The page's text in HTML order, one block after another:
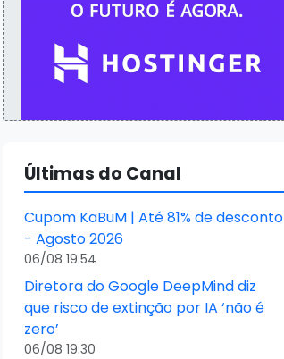
Últimas do Canal
Cupom KaBuM | Até 81% de desconto
- Agosto 2026
06/08 19:54
Diretora do Google DeepMind diz
que risco de extinção por IA ‘não é
zero’
06/08 19:30